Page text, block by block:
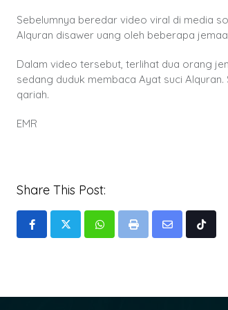
Sebelumnya beredar video viral di media
Alquran disawer uang oleh beberapa
Dalam video tersebut, terlihat dua orang
sedang duduk membaca Ayat suci
qariah.
EMR
Share This Post:
WhatsappPrint
Share
Tiktok